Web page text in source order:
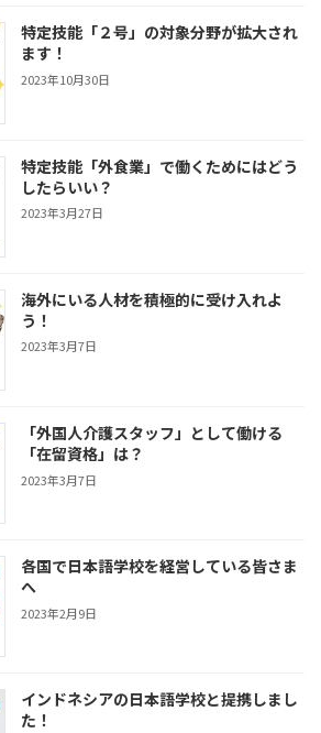
特定技能「２号」の対象分野が拡大され
ます！
2023年10月30日
特定技能「外食業」で働くためにはどう
したらいい？
2023年3月27日
海外にいる人材を積極的に受け入れよ
う！
2023年3月7日
「外国人介護スタッフ」として働ける
「在留資格」は？
2023年3月7日
各国で日本語学校を経営している皆さま
へ
2023年2月9日
インドネシアの日本語学校と提携しまし
た！